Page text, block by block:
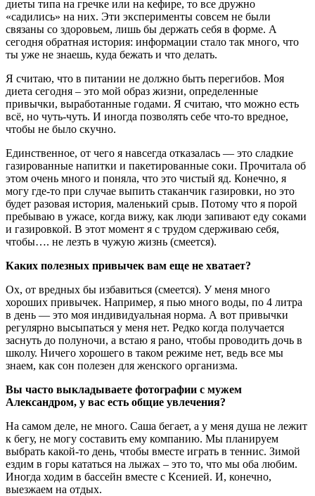
диеты типа на гречке или на кефире, то все дружно
«садились» на них. Эти эксперименты совсем не были
связаны со здоровьем, лишь бы держать себя в форме. А
сегодня обратная история: информации стало так много, что
ты уже не знаешь, куда бежать и что делать.
Я считаю, что в питании не должно быть перегибов. Моя
диета сегодня – это мой образ жизни, определенные
привычки, выработанные годами. Я считаю, что можно есть
всё, но чуть-чуть. И иногда позволять себе что-то вредное,
чтобы не было скучно.
Единственное, от чего я навсегда отказалась — это сладкие
газированные напитки и пакетированные соки. Прочитала об
этом очень много и поняла, что это чистый яд. Конечно, я
могу где-то при случае выпить стаканчик газировки, но это
будет разовая история, маленький срыв. Потому что я порой
пребываю в ужасе, когда вижу, как люди запивают еду соками
и газировкой. В этот момент я с трудом сдерживаю себя,
чтобы…. не лезть в чужую жизнь (смеется).
Каких полезных привычек вам еще не хватает?
Ох, от вредных бы избавиться (смеется). У меня много
хороших привычек. Например, я пью много воды, по 4 литра
в день — это моя индивидуальная норма. А вот привычки
регулярно высыпаться у меня нет. Редко когда получается
заснуть до полуночи, а встаю я рано, чтобы проводить дочь в
школу. Ничего хорошего в таком режиме нет, ведь все мы
знаем, как сон полезен для женского организма.
Вы часто выкладываете фотографии с мужем
Александром, у вас есть общие увлечения?
На самом деле, не много. Саша бегает, а у меня душа не лежит
к бегу, не могу составить ему компанию. Мы планируем
выбрать какой-то день, чтобы вместе играть в теннис. Зимой
ездим в горы кататься на лыжах – это то, что мы оба любим.
Иногда ходим в бассейн вместе с Ксенией. И, конечно,
выезжаем на отдых.